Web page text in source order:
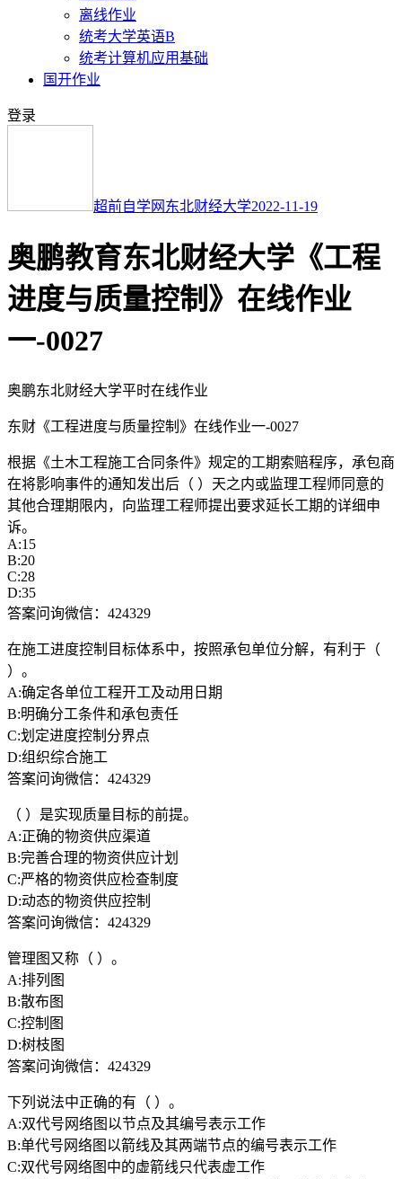
离线作业
统考大学英语B
统考计算机应用基础
国开作业
登录
超前自学网 东北财经大学2022-11-19
奥鹏教育东北财经大学《工程
进度与质量控制》在线作业
一-0027
奥鹏东北财经大学平时在线作业
东财《工程进度与质量控制》在线作业一-0027
根据《土木工程施工合同条件》规定的工期索赔程序，承包商
在将影响事件的通知发出后（ ）天之内或监理工程师同意的
其他合理期限内，向监理工程师提出要求延长工期的详细申
诉。
A:15
B:20
C:28
D:35
答案问询微信：424329
在施工进度控制目标体系中，按照承包单位分解，有利于（
）。
A:确定各单位工程开工及动用日期
B:明确分工条件和承包责任
C:划定进度控制分界点
D:组织综合施工
答案问询微信：424329
（ ）是实现质量目标的前提。
A:正确的物资供应渠道
B:完善合理的物资供应计划
C:严格的物资供应检查制度
D:动态的物资供应控制
答案问询微信：424329
管理图又称（ ）。
A:排列图
B:散布图
C:控制图
D:树枝图
答案问询微信：424329
下列说法中正确的有（ ）。
A:双代号网络图以节点及其编号表示工作
B:单代号网络图以箭线及其两端节点的编号表示工作
C:双代号网络图中的虚箭线只代表虚工作